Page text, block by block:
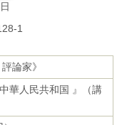
1
論家》
華人民共和国 』（講